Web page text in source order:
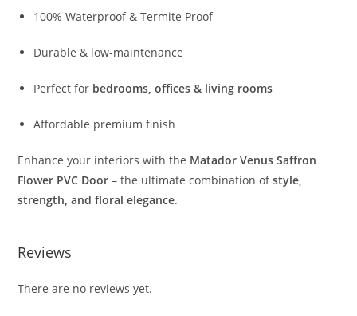
100% Waterproof & Termite Proof
Durable & low-maintenance
Perfect for bedrooms, offices & living rooms
Affordable premium finish
Enhance your interiors with the Matador Venus Saffron
Flower PVC Door – the ultimate combination ofstyle,
strength, and floral elegance.
Reviews
There are no reviews yet.